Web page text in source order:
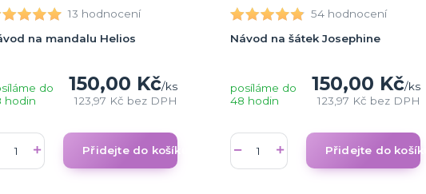
13 hodnocení
na mandalu Helios
150,00 Kč/ks
123,97 Kč bez DPH
do
hodin
Přidejte do košíku
54 hodnocení
Návod na šátek Josephine
150,00 Kč/ks
123,97 Kč bez DPH
posíláme do
48 hodin
Přidejte do košíku